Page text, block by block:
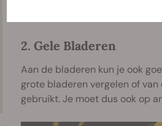
2. Gele Bladeren
Aan de bladeren kun je ook
grote bladeren vergelen of
gebruikt. Je moet dus ook op